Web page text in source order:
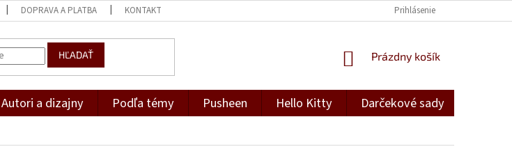
DOPRAVA A PLATBA KONTAKT Prihlásenie
HĽADAŤ
NÁKUPNÝ
Prázdny košík
Autori a dizajny Podľa témy Pusheen Hello Kitty Darčekové sady